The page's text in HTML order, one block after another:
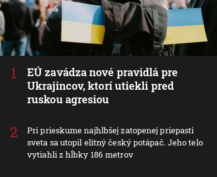
EÚ zavádza nové pravidlá pre
Ukrajincov, ktorí utiekli pred
ruskou agresiou
Pri prieskume najhlbšej zatopenej priepasti
sveta sa utopil elitný český potápač. Jeho telo
vytiahli z hĺbky 186 metrov